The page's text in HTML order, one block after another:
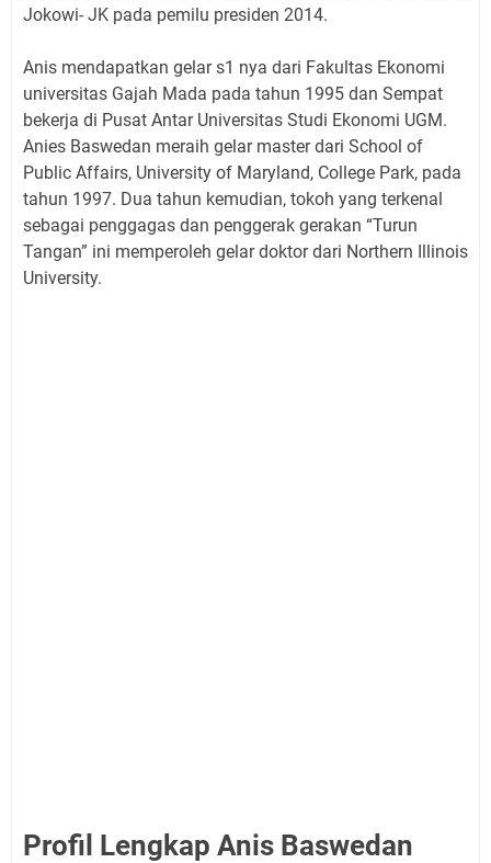
Jokowi- JK pada pemilu presiden 2014.
Anis mendapatkan gelar s1 nya dari Fakultas Ekonomi
universitas Gajah Mada pada tahun 1995 dan Sempat
bekerja di Pusat Antar Universitas Studi Ekonomi UGM.
Anies Baswedan meraih gelar master dari School of
Public Affairs, University of Maryland, College Park, pada
tahun 1997. Dua tahun kemudian, tokoh yang terkenal
sebagai penggagas dan penggerak gerakan “Turun
Tangan” ini memperoleh gelar doktor dari Northern Illinois
University.
Profil Lengkap Anis Baswedan